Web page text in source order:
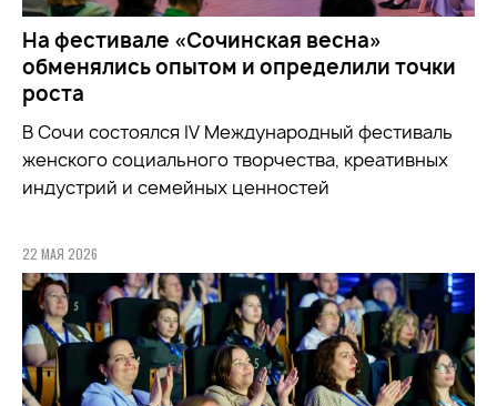
На фестивале «Сочинская весна»
обменялись опытом и определили точки
роста
В Сочи состоялся IV Международный фестиваль
женского социального творчества, креативных
индустрий и семейных ценностей
22 МАЯ 2026